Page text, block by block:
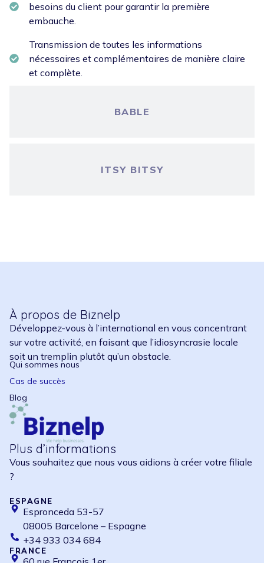
BABLE
ITSY BITSY
besoins du client pour garantir la première
embauche.
Transmission de toutes les informations
nécessaires et complémentaires de manière claire
et complète.
À propos de Biznelp
Développez-vous à l’international en vous concentrant
sur votre activité, en faisant que l’idiosyncrasie locale
soit un tremplin plutôt qu’un obstacle.
Qui sommes nous
Cas de succès
Blog
Plus d’informations
Vous souhaitez que nous vous aidions à créer votre filiale
?
ESPAGNE
Espronceda 53-57
08005 Barcelone – Espagne
+34 933 034 684
FRANCE